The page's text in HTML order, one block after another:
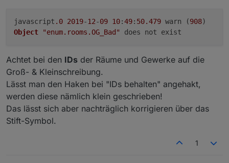
javascript .0 2019-12-09 10:49: 50.479 warn (908)
Object
"enum.rooms.OG_Bad" does not exist
Achtet bei den IDs der Räume und Gewerke auf die
Groß- & Kleinschreibung.
Lässt man den Haken bei "IDs behalten" angehakt,
werden diese nämlich klein geschrieben!
Das lässt sich aber nachträglich korrigieren über das
Stift-Symbol.
1